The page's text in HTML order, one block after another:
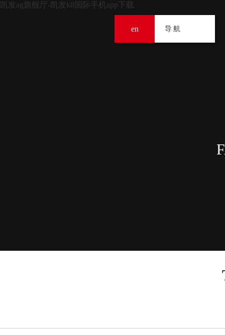
en 导航
凯发ag旗舰厅-凯发k8国际手机app下载